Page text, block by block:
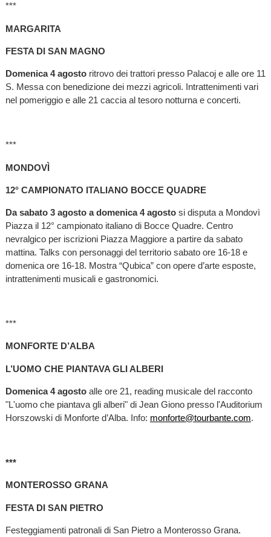
***
MARGARITA
FESTA DI SAN MAGNO
Domenica 4 agosto ritrovo dei trattori presso Palacoj e alle ore 11
S. Messa con benedizione dei mezzi agricoli. Intrattenimenti vari
nel pomeriggio e alle 21 caccia al tesoro notturna e concerti.
***
MONDOVÌ
12° CAMPIONATO ITALIANO BOCCE QUADRE
Da sabato 3 agosto a domenica 4 agostosi disputa a Mondovì
Piazza il 12° campionato italiano di Bocce Quadre. Centro
nevralgico per iscrizioni Piazza Maggiore a partire da sabato
mattina. Talks con personaggi del territorio sabato ore 16-18 e
domenica ore 16-18. Mostra “Qubica” con opere d’arte esposte,
intrattenimenti musicali e gastronomici.
***
MONFORTE D’ALBA
L’UOMO CHE PIANTAVA GLI ALBERI
Domenica 4 agosto alle ore 21, reading musicale del racconto
"L'uomo che piantava gli alberi" di Jean Giono presso l'Auditorium
Horszowski di Monforte d’Alba. Info: monforte@tourbante.com.
***
MONTEROSSO GRANA
FESTA DI SAN PIETRO
Festeggiamenti patronali di San Pietro a Monterosso Grana.